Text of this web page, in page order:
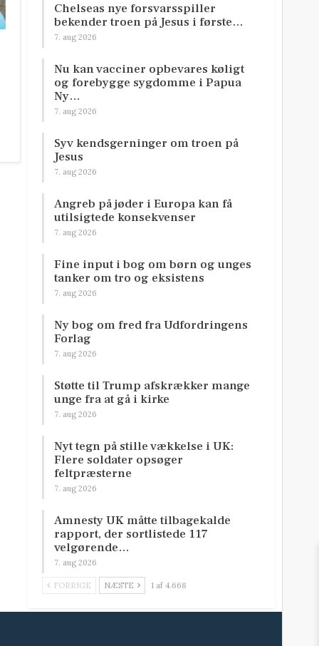
Chelseas nye forsvarsspiller
bekender troen på Jesus i første…
7. aug 2026
Nu kan vacciner opbevares køligt
og forebygge sygdomme i Papua
Ny…
7. aug 2026
Syv kendsgerninger om troen på
Jesus
7. aug 2026
Angreb på jøder i Europa kan få
utilsigtede konsekvenser
7. aug 2026
Fine input i bog om børn og unges
tanker om tro og eksistens
7. aug 2026
Ny bog om fred fra Udfordringens
Forlag
7. aug 2026
Støtte til Trump afskrækker mange
unge fra at gå i kirke
7. aug 2026
Nyt tegn på stille vækkelse i UK:
Flere soldater opsøger
feltpræsterne
7. aug 2026
Amnesty UK måtte tilbagekalde
rapport, der sortlistede 117
velgørende…
7. aug 2026
FORRIGE NÆSTE 1 af 4.668